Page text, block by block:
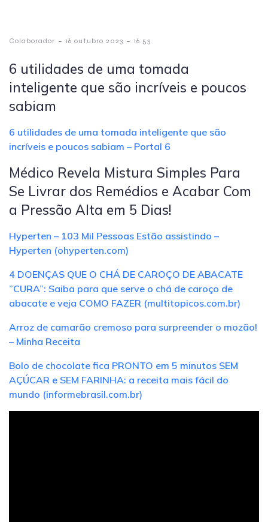
Colaborador - 16 outubro 2023 - 16:53
6 utilidades de uma tomada
inteligente que são incríveis e poucos
sabiam
6 utilidades de uma tomada inteligente que são
incríveis e poucos sabiam – Portal 6
Médico Revela Mistura Simples Para
Se Livrar dos Remédios e Acabar Com
a Pressão Alta em 5 Dias!
Hyperten – 103 Mil Pessoas Estão assistindo –
Hyperten (ohyperten.com)
4 DOENÇAS QUE O CHÁ DE CAROÇO DE ABACATE
”CURA”: Saiba para que serve o chá de caroço de
abacate e veja COMO FAZER (multitopicos.com.br)
Arroz de camarão cremoso para surpreender o mozão!
– Minha Receita
Bolo de chocolate fica PRONTO em 5 minutos SEM
AÇÚCAR e SEM FARINHA: a receita mais fácil do
mundo (informebrasil.com.br)